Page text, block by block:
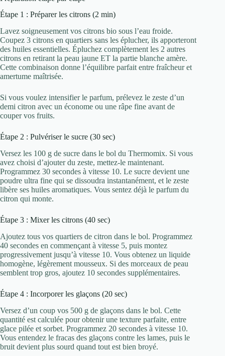
Étape 1 : Préparer les citrons (2 min)
Lavez soigneusement vos citrons bio sous l’eau froide.
Coupez 3 citrons en quartiers sans les éplucher, ils apporteront
des huiles essentielles. Épluchez complètement les 2 autres
citrons en retirant la peau jaune ET la partie blanche amère.
Cette combinaison donne l’équilibre parfait entre fraîcheur et
amertume maîtrisée.
Si vous voulez intensifier le parfum, prélevez le zeste d’un
demi citron avec un économe ou une râpe fine avant de
couper vos fruits.
Étape 2 : Pulvériser le sucre (30 sec)
Versez les 100 g de sucre dans le bol du Thermomix. Si vous
avez choisi d’ajouter du zeste, mettez-le maintenant.
Programmez 30 secondes à vitesse 10. Le sucre devient une
poudre ultra fine qui se dissoudra instantanément, et le zeste
libère ses huiles aromatiques. Vous sentez déjà le parfum du
citron qui monte.
Étape 3 : Mixer les citrons (40 sec)
Ajoutez tous vos quartiers de citron dans le bol. Programmez
40 secondes en commençant à vitesse 5, puis montez
progressivement jusqu’à vitesse 10. Vous obtenez un liquide
homogène, légèrement mousseux. Si des morceaux de peau
semblent trop gros, ajoutez 10 secondes supplémentaires.
Étape 4 : Incorporer les glaçons (20 sec)
Versez d’un coup vos 500 g de glaçons dans le bol. Cette
quantité est calculée pour obtenir une texture parfaite, entre
glace pilée et sorbet. Programmez 20 secondes à vitesse 10.
Vous entendez le fracas des glaçons contre les lames, puis le
bruit devient plus sourd quand tout est bien broyé.